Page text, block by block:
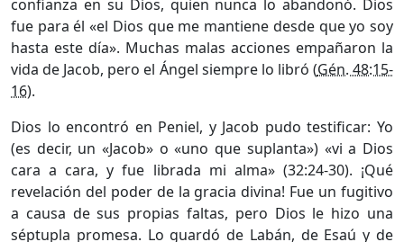
confianza en su Dios, quien nunca lo abandonó. Dios
fue para él «el Dios que me mantiene desde que yo soy
hasta este día». Muchas malas acciones empañaron la
vida de Jacob, pero el Ángel siempre lo libró (Gén. 48:15-
16).
Dios lo encontró en Peniel, y Jacob pudo testificar: Yo
(es decir, un «Jacob» o «uno que suplanta») «vi a Dios
cara a cara, y fue librada mi alma» (32:24-30). ¡Qué
revelación del poder de la gracia divina! Fue un fugitivo
a causa de sus propias faltas, pero Dios le hizo una
séptupla promesa. Lo guardó de Labán, de Esaú y de